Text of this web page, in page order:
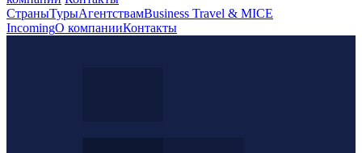
СтраныТурыАгентствамBusiness Travel & MICE
IncomingО компанииКонтакты